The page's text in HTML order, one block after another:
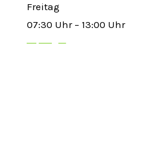
Freitag
07:30 Uhr – 13:00 Uhr